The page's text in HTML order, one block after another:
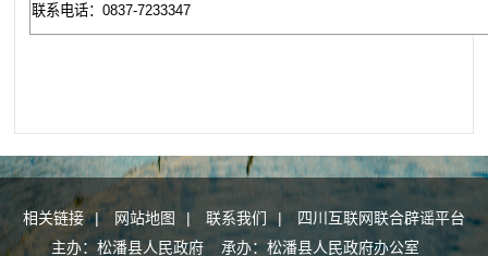
联系电话：0837-7233347 填报日
相关链接 | 网站地图 | 联系我们 |
四川互联网联合辟谣平台
主办：松潘县人民政府 承办：松潘县人民政府办公室